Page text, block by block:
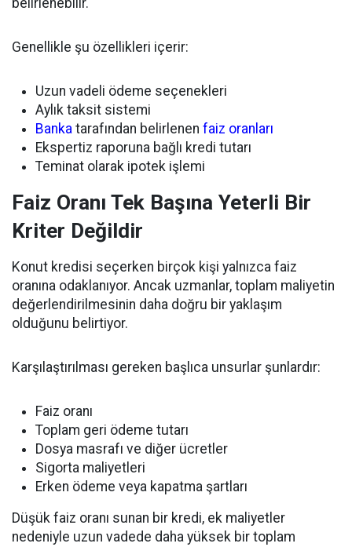
belirlenebilir.
Genellikle şu özellikleri içerir:
Uzun vadeli ödeme seçenekleri
Aylık taksit sistemi
Banka tarafından belirlenen faiz oranları
Ekspertiz raporuna bağlı kredi tutarı
Teminat olarak ipotek işlemi
Faiz Oranı Tek Başına Yeterli Bir
Kriter Değildir
Konut kredisi seçerken birçok kişi yalnızca faiz
oranına odaklanıyor. Ancak uzmanlar, toplam maliyetin
değerlendirilmesinin daha doğru bir yaklaşım
olduğunu belirtiyor.
Karşılaştırılması gereken başlıca unsurlar şunlardır:
Faiz oranı
Toplam geri ödeme tutarı
Dosya masrafı ve diğer ücretler
Sigorta maliyetleri
Erken ödeme veya kapatma şartları
Düşük faiz oranı sunan bir kredi, ek maliyetler
nedeniyle uzun vadede daha yüksek bir toplam